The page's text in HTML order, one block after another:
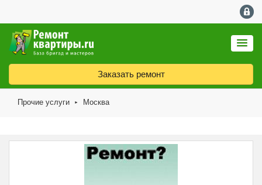
Заказать ремонт
Прочие услуги ► Москва